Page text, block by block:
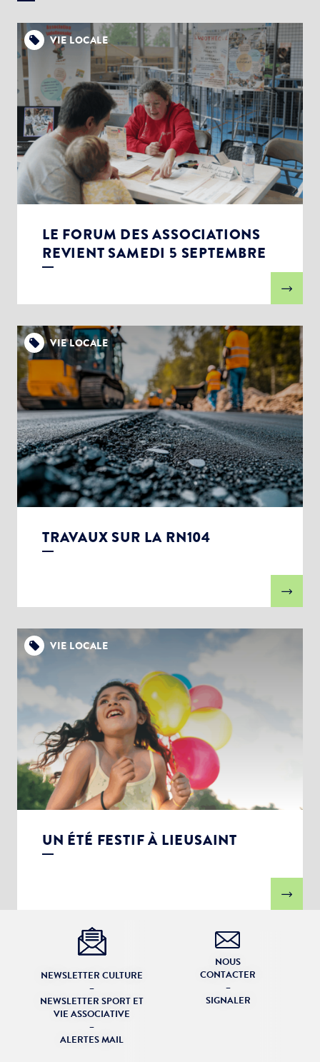
VIE LOCALE
LE FORUM DES ASSOCIATIONS
REVIENT SAMEDI 5 SEPTEMBRE
VIE LOCALE
TRAVAUX SUR LA RN104
VIE LOCALE
UN ÉTÉ FESTIF À LIEUSAINT
NEWSLETTER CULTURE
–
NEWSLETTER SPORT ET
VIE ASSOCIATIVE
–
ALERTES MAIL
NOUS
CONTACTER
–
SIGNALER